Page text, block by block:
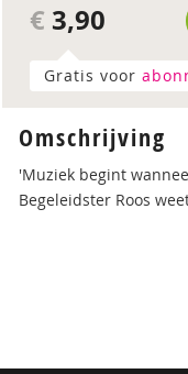
€ 3,90
Gratis voor
Omschrijving
'Muziek begint
Begeleidster Roos